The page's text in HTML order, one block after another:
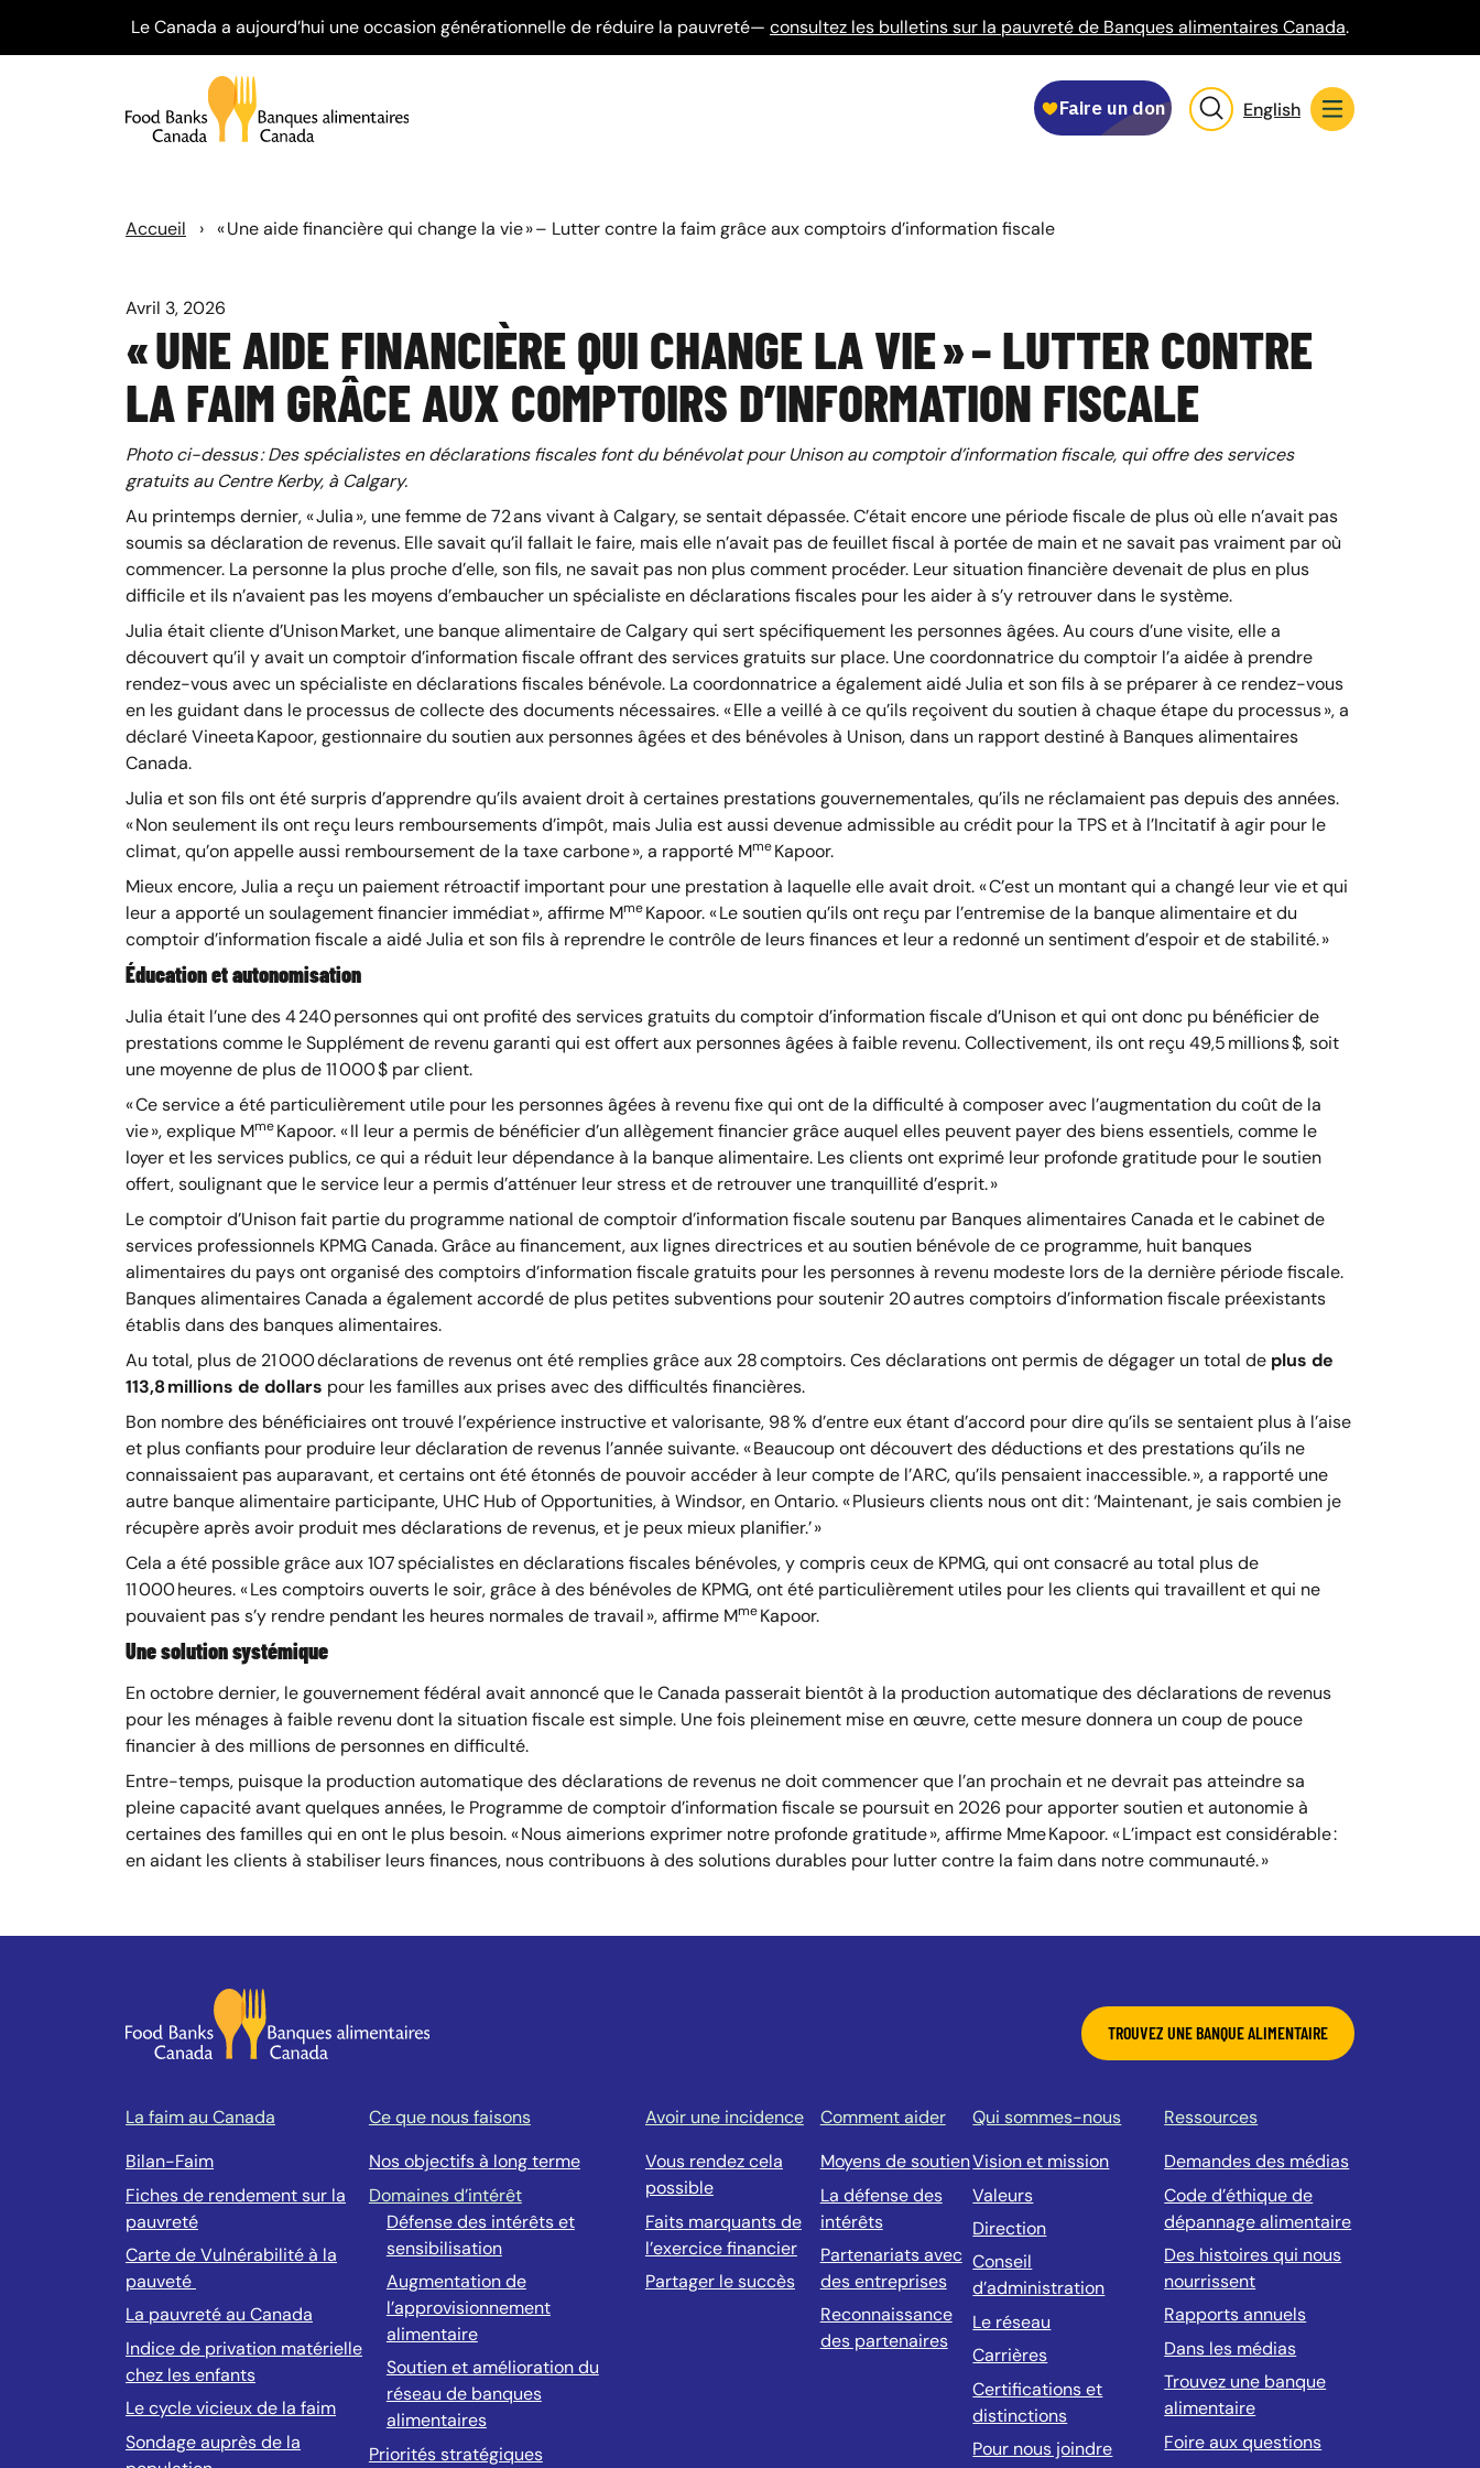
Le Canada a aujourd’hui une occasion générationnelle de réduire la pauvreté— consultez les bulletins sur la pauvreté de Banques alimentaires Canada.
English
Accueil › « Une aide financière qui change la vie » – Lutter contre la faim grâce aux comptoirs d’information fiscale
Avril 3, 2026
« UNE AIDE FINANCIÈRE QUI CHANGE LA VIE » – LUTTER CONTRE
LA FAIM GRÂCE AUX COMPTOIRS D’INFORMATION FISCALE
Photo ci-dessus : Des spécialistes en déclarations fiscales font du bénévolat pour Unison au comptoir d’information fiscale, qui offre des services
gratuits au Centre Kerby, à Calgary.
Au printemps dernier, « Julia », une femme de 72 ans vivant à Calgary, se sentait dépassée. C’était encore une période fiscale de plus où elle n’avait pas
soumis sa déclaration de revenus. Elle savait qu’il fallait le faire, mais elle n’avait pas de feuillet fiscal à portée de main et ne savait pas vraiment par où
commencer. La personne la plus proche d’elle, son fils, ne savait pas non plus comment procéder. Leur situation financière devenait de plus en plus
difficile et ils n’avaient pas les moyens d’embaucher un spécialiste en déclarations fiscales pour les aider à s’y retrouver dans le système.
Julia était cliente d’Unison Market, une banque alimentaire de Calgary qui sert spécifiquement les personnes âgées. Au cours d’une visite, elle a
découvert qu’il y avait un comptoir d’information fiscale offrant des services gratuits sur place. Une coordonnatrice du comptoir l’a aidée à prendre
rendez-vous avec un spécialiste en déclarations fiscales bénévole. La coordonnatrice a également aidé Julia et son fils à se préparer à ce rendez-vous
en les guidant dans le processus de collecte des documents nécessaires. « Elle a veillé à ce qu’ils reçoivent du soutien à chaque étape du processus », a
déclaré Vineeta Kapoor, gestionnaire du soutien aux personnes âgées et des bénévoles à Unison, dans un rapport destiné à Banques alimentaires
Canada.
Julia et son fils ont été surpris d’apprendre qu’ils avaient droit à certaines prestations gouvernementales, qu’ils ne réclamaient pas depuis des années.
« Non seulement ils ont reçu leurs remboursements d’impôt, mais Julia est aussi devenue admissible au crédit pour la TPS et à l’Incitatif à agir pour le
climat, qu’on appelle aussi remboursement de la taxe carbone », a rapporté MmeKapoor.
Mieux encore, Julia a reçu un paiement rétroactif important pour une prestation à laquelle elle avait droit. « C’est un montant qui a changé leur vie et qui
leur a apporté un soulagement financier immédiat », affirme MmeKapoor. « Le soutien qu’ils ont reçu par l’entremise de la banque alimentaire et du
comptoir d’information fiscale a aidé Julia et son fils à reprendre le contrôle de leurs finances et leur a redonné un sentiment d’espoir et de stabilité. »
Éducation et autonomisation
Julia était l’une des 4 240 personnes qui ont profité des services gratuits du comptoir d’information fiscale d’Unison et qui ont donc pu bénéficier de
prestations comme le Supplément de revenu garanti qui est offert aux personnes âgées à faible revenu. Collectivement, ils ont reçu 49,5 millions $, soit
une moyenne de plus de 11 000 $ par client.
« Ce service a été particulièrement utile pour les personnes âgées à revenu fixe qui ont de la difficulté à composer avec l’augmentation du coût de la
vie », explique MmeKapoor. « Il leur a permis de bénéficier d’un allègement financier grâce auquel elles peuvent payer des biens essentiels, comme le
loyer et les services publics, ce qui a réduit leur dépendance à la banque alimentaire. Les clients ont exprimé leur profonde gratitude pour le soutien
offert, soulignant que le service leur a permis d’atténuer leur stress et de retrouver une tranquillité d’esprit. »
Le comptoir d’Unison fait partie du programme national de comptoir d’information fiscale soutenu par Banques alimentaires Canada et le cabinet de
services professionnels KPMG Canada. Grâce au financement, aux lignes directrices et au soutien bénévole de ce programme, huit banques
alimentaires du pays ont organisé des comptoirs d’information fiscale gratuits pour les personnes à revenu modeste lors de la dernière période fiscale.
Banques alimentaires Canada a également accordé de plus petites subventions pour soutenir 20 autres comptoirs d’information fiscale préexistants
établis dans des banques alimentaires.
Au total, plus de 21 000 déclarations de revenus ont été remplies grâce aux 28 comptoirs. Ces déclarations ont permis de dégager un total de plus de
113,8 millions de dollars pour les familles aux prises avec des difficultés financières.
Bon nombre des bénéficiaires ont trouvé l’expérience instructive et valorisante, 98 % d’entre eux étant d’accord pour dire qu’ils se sentaient plus à l’aise
et plus confiants pour produire leur déclaration de revenus l’année suivante. « Beaucoup ont découvert des déductions et des prestations qu’ils ne
connaissaient pas auparavant, et certains ont été étonnés de pouvoir accéder à leur compte de l’ARC, qu’ils pensaient inaccessible. », a rapporté une
autre banque alimentaire participante, UHC Hub of Opportunities, à Windsor, en Ontario. « Plusieurs clients nous ont dit : ‘Maintenant, je sais combien je
récupère après avoir produit mes déclarations de revenus, et je peux mieux planifier.’ »
Cela a été possible grâce aux 107 spécialistes en déclarations fiscales bénévoles, y compris ceux de KPMG, qui ont consacré au total plus de
11 000 heures. « Les comptoirs ouverts le soir, grâce à des bénévoles de KPMG, ont été particulièrement utiles pour les clients qui travaillent et qui ne
pouvaient pas s’y rendre pendant les heures normales de travail », affirme MmeKapoor.
Une solution systémique
En octobre dernier, le gouvernement fédéral avait annoncé que le Canada passerait bientôt à la production automatique des déclarations de revenus
pour les ménages à faible revenu dont la situation fiscale est simple. Une fois pleinement mise en œuvre, cette mesure donnera un coup de pouce
financier à des millions de personnes en difficulté.
Entre-temps, puisque la production automatique des déclarations de revenus ne doit commencer que l’an prochain et ne devrait pas atteindre sa
pleine capacité avant quelques années, le Programme de comptoir d’information fiscale se poursuit en 2026 pour apporter soutien et autonomie à
certaines des familles qui en ont le plus besoin. « Nous aimerions exprimer notre profonde gratitude », affirme Mme Kapoor. « L’impact est considérable :
en aidant les clients à stabiliser leurs finances, nous contribuons à des solutions durables pour lutter contre la faim dans notre communauté. »
TROUVEZ UNE BANQUE ALIMENTAIRE
La faim au Canada
Bilan-Faim
Fiches de rendement sur la
pauvreté
Carte de Vulnérabilité à la
pauveté
La pauvreté au Canada
Indice de privation matérielle
chez les enfants
Le cycle vicieux de la faim
Sondage auprès de la
Ce que nous faisons
Nos objectifs à long terme
Domaines d’intérêt
Défense des intérêts et
sensibilisation
Augmentation de
l’approvisionnement
alimentaire
Soutien et amélioration du
réseau de banques
alimentaires
Priorités stratégiques
Avoir une incidence
Vous rendez cela
possible
Faits marquants de
l’exercice financier
Partager le succès
Comment aider
Moyens de soutien
La défense des
intérêts
Partenariats avec
des entreprises
Reconnaissance
des partenaires
Qui sommes-nous
Vision et mission
Valeurs
Direction
Conseil
d’administration
Le réseau
Carrières
Certifications et
distinctions
Pour nous joindre
Ressources
Demandes des médias
Code d’éthique de
dépannage alimentaire
Des histoires qui nous
nourrissent
Rapports annuels
Dans les médias
Trouvez une banque
alimentaire
Foire aux questions